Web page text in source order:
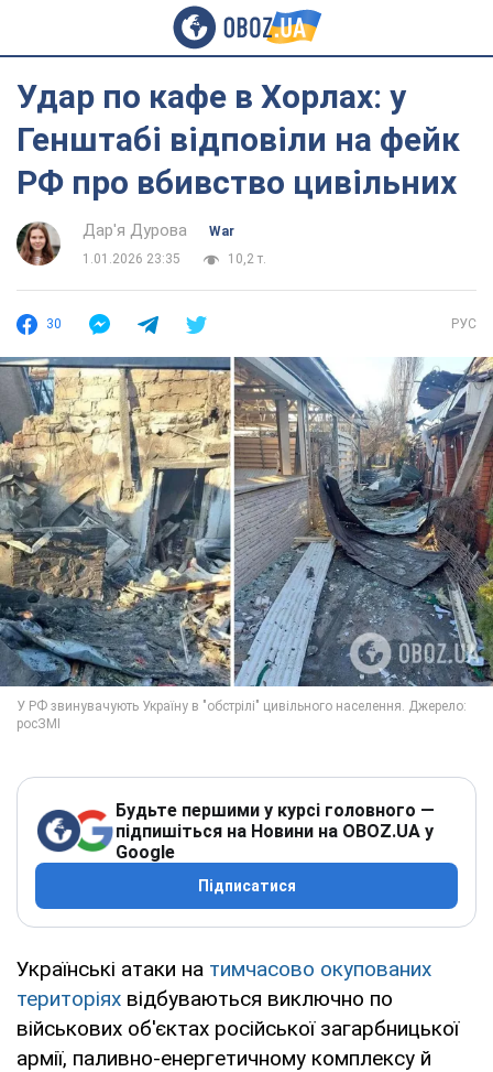
Удар по кафе в Хорлах: у
Генштабі відповіли на фейк
РФ про вбивство цивільних
Дар'я Дурова
War
1.01.2026 23:35
10,2 т.
30 РУС
Будьте першими у курсі головного —
підпишіться на Новини на OBOZ.UA у
Google
Підписатися
Українські атаки на тимчасово окупованих
територіях відбуваються виключно по
військових об'єктах російської загарбницької
армії, паливно-енергетичному комплексу й